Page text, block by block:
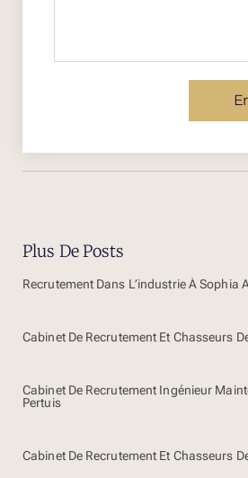
Plus De Posts
Recrutement Dans L’industrie À Sophia
Cabinet De Recrutement Et Chasseurs
Cabinet De Recrutement Ingénieur
Pertuis
Cabinet De Recrutement Et Chasseurs